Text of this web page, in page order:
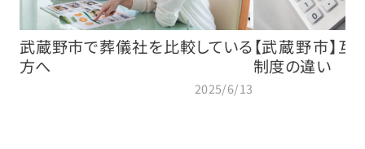
武蔵野市で葬儀社を比較している
方へ
2025/6/13
【武蔵野市】
制度の違い